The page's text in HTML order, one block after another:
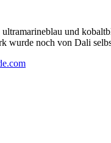
und
wurde noch von Dali